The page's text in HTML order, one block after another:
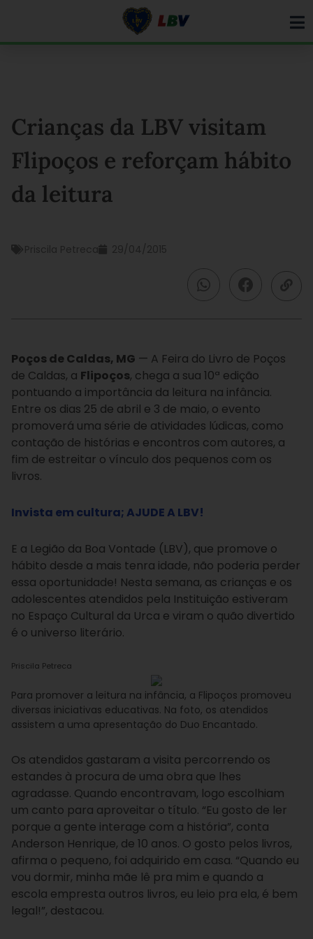
Crianças da LBV visitam
Flipoços e reforçam hábito
da leitura
Priscila Petreca 29/04/2015
Poços de Caldas, MG — A Feira do Livro de Poços
de Caldas, a Flipoços, chega a sua 10ª edição
pontuando a importância da leitura na infância.
Entre os dias 25 de abril e 3 de maio, o evento
promoverá uma série de atividades lúdicas, como
contação de histórias e encontros com autores, a
fim de estreitar o vínculo dos pequenos com os
livros.
Invista em cultura; AJUDE A LBV!
E a Legião da Boa Vontade (LBV), que promove o
hábito desde a mais tenra idade, não poderia perder
essa oportunidade! Nesta semana, as crianças e os
adolescentes atendidos pela Instituição estiveram
no Espaço Cultural da Urca e viram o quão divertido
é o universo literário.
Priscila Petreca
Para promover a leitura na infância, a Flipoços promoveu
diversas iniciativas educativas. Na foto, os atendidos
assistem a uma apresentação do Duo Encantado.
Os atendidos gastaram a visita percorrendo os
estandes à procura de uma obra que lhes
agradasse. Quando encontravam, logo escolhiam
um canto para aproveitar o título. “Eu gosto de ler
porque a gente interage com a história”, conta
Anderson Henrique, de 10 anos. O gosto pelos livros,
afirma o pequeno, foi adquirido em casa. “Quando eu
vou dormir, minha mãe lê pra mim e quando a
escola empresta outros livros, eu leio pra ela, é bem
legal!”, destacou.